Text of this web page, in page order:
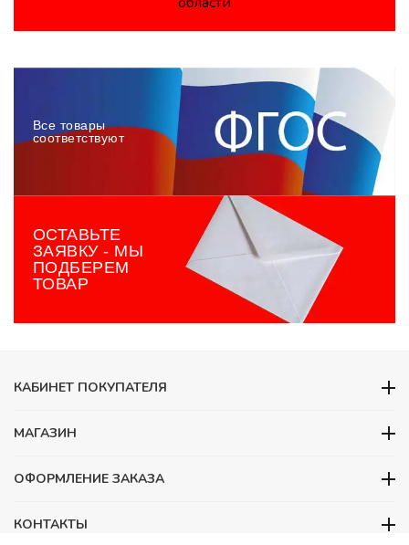
Все товары
соответствуют
ОСТАВЬТЕ
ЗАЯВКУ - МЫ
ПОДБЕРЕМ
ТОВАР
КАБИНЕТ ПОКУПАТЕЛЯ
МАГАЗИН
ОФОРМЛЕНИЕ ЗАКАЗА
КОНТАКТЫ